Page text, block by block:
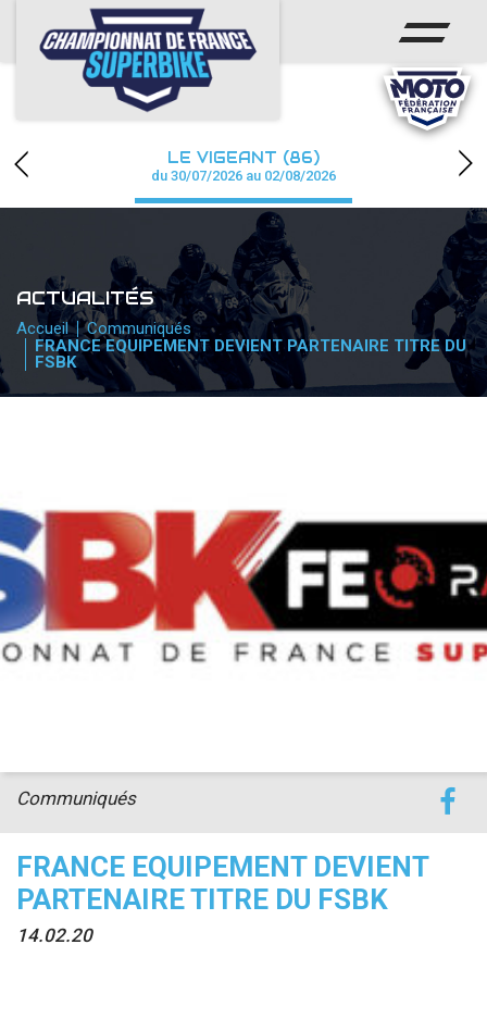
ACCUEIL
CHAMPIONNAT
CALENDRIER
PHOTOS / WEB TV
PARTENAIRES
PRESSE
LE VIGEANT (86)
du 30/07/2026 au 02/08/2026
ACTUALITÉS
Accueil
Communiqués
FRANCE EQUIPEMENT DEVIENT PARTENAIRE TITRE DU
FSBK
FRANCE EQUIPEMENT DEVIENT
PARTENAIRE TITRE DU FSBK
14.02.20
Communiqués